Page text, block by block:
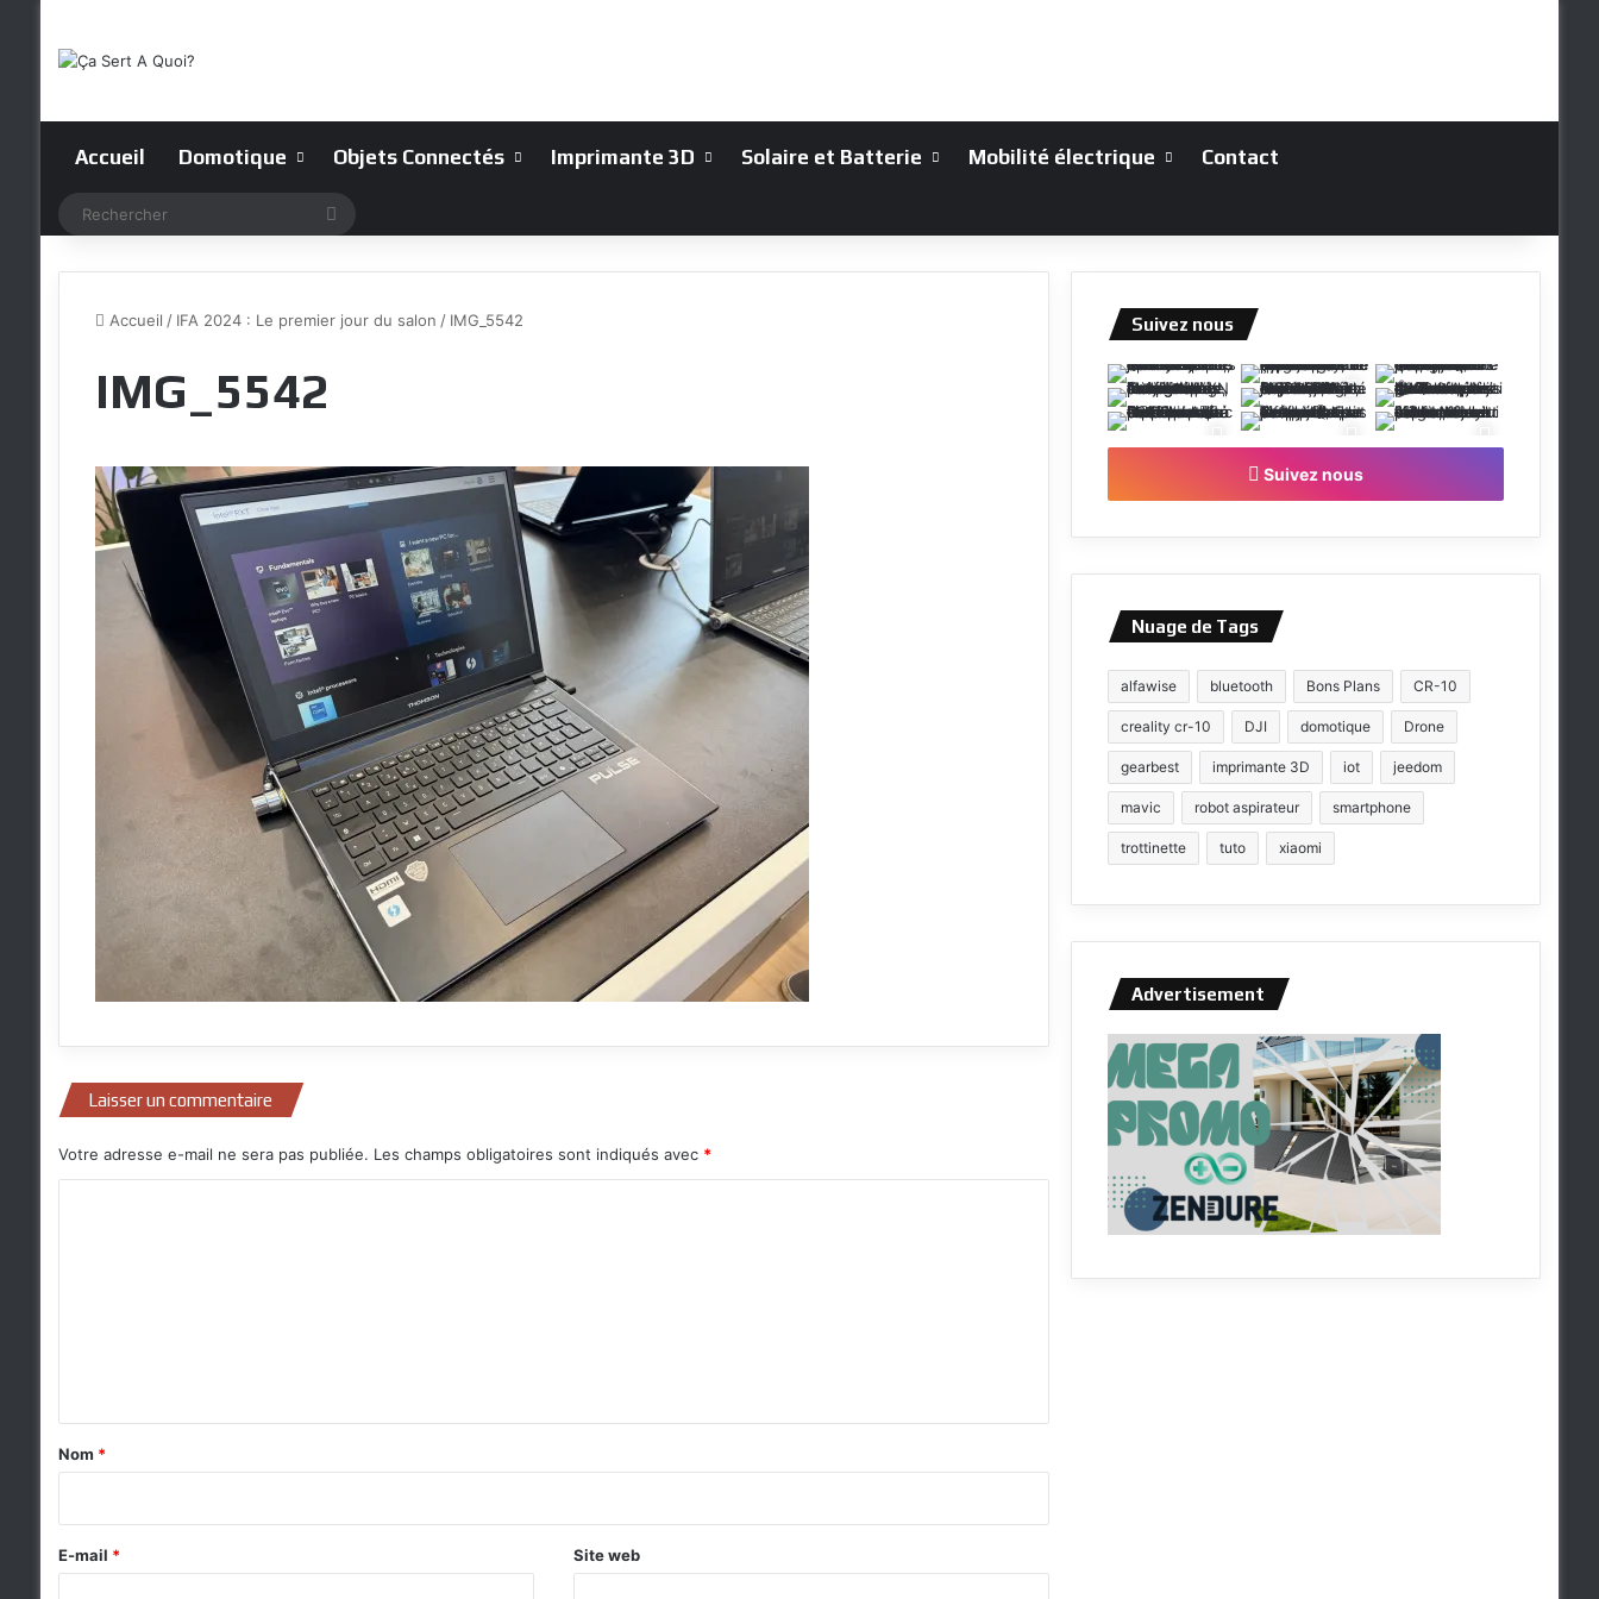
Accueil Domotique Objets Connectés Imprimante 3D Solaire et Batterie Mobilité électrique Contact
Accueil / IFA 2024 : Le premier jour du salon / IMG_5542
IMG_5542
Laisser un commentaire
Votre adresse e-mail ne sera pas publiée. Les champs obligatoires sont indiqués avec *
a
e
Nom *
E-mail * Site web
Suivez nous
Suivez nous
Nuage de Tags
alfawise bluetooth Bons Plans CR-10
creality cr-10 DJI domotique Drone
gearbest imprimante 3D iot jeedom
mavic robot aspirateur smartphone
trottinette tuto xiaomi
Advertisement